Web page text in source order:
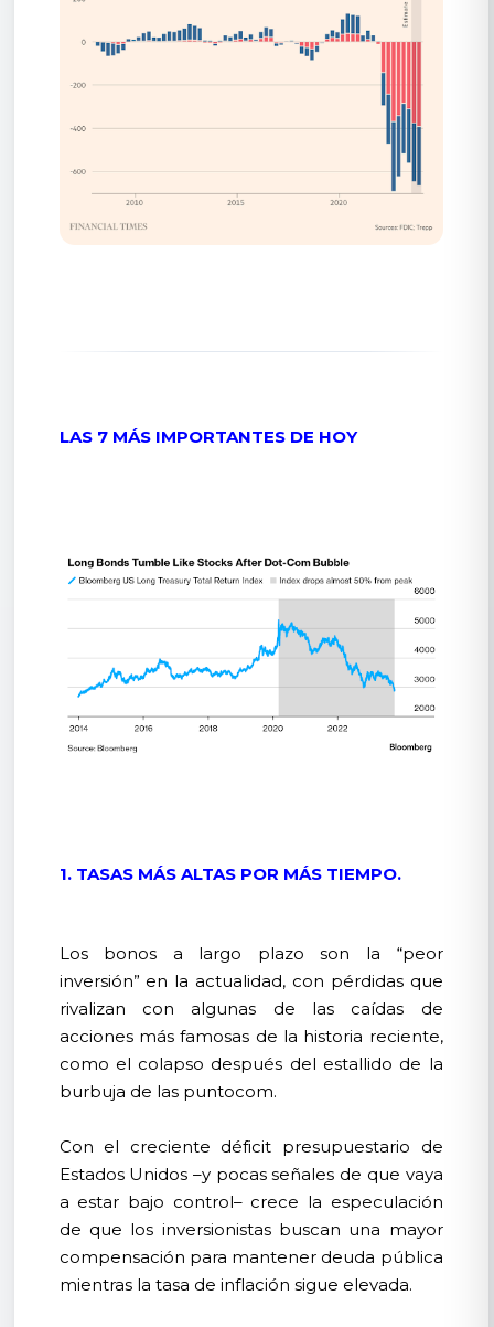
LAS 7 MÁS IMPORTANTES DE HOY
1. TASAS MÁS ALTAS POR MÁS TIEMPO.
Los bonos a largo plazo son la “peor
inversión” en la actualidad, con pérdidas que
rivalizan con algunas de las caídas de
acciones más famosas de la historia reciente,
como el colapso después del estallido de la
burbuja de las puntocom.
Con el creciente déficit presupuestario de
Estados Unidos –y pocas señales de que vaya
a estar bajo control– crece la especulación
de que los inversionistas buscan una mayor
compensación para mantener deuda pública
mientras la tasa de inflación sigue elevada.